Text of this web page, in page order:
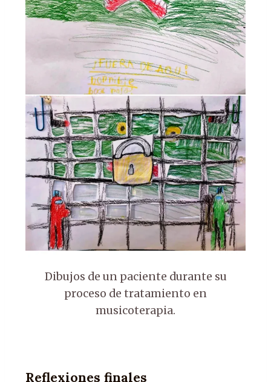
Dibujos de un paciente durante su
proceso de tratamiento en
musicoterapia.
Reflexiones finales